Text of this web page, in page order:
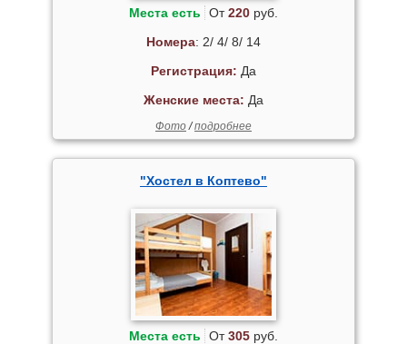
Места есть От220руб.
Номера: 2/ 4/ 8/ 14
Регистрация: Да
Женские места: Да
Фото/подробнее
"Хостел в Коптево"
Места есть От305руб.